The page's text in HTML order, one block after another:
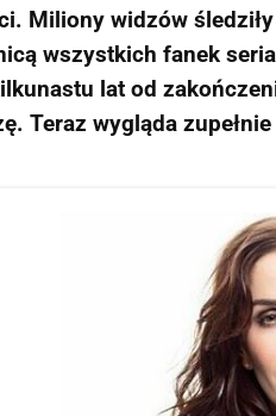
Miliony widzów
wszystkich fanek
lat od
Teraz wygląda